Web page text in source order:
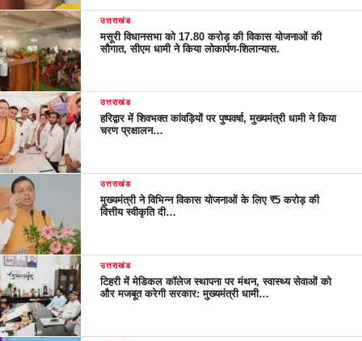
उत्तराखंड
मसूरी विधानसभा को 17.80 करोड़ की विकास योजनाओं की
सौगात, सीएम धामी ने किया लोकार्पण-शिलान्यास.
उत्तराखंड
हरिद्वार में शिवभक्त कांवड़ियों पर पुष्पवर्षा, मुख्यमंत्री धामी ने किया
चरण प्रक्षालन…
उत्तराखंड
मुख्यमंत्री ने विभिन्न विकास योजनाओं के लिए ₹5 करोड़ की
वित्तीय स्वीकृति दी…
उत्तराखंड
टिहरी में मेडिकल कॉलेज स्थापना पर मंथन, स्वास्थ्य सेवाओं को
और मजबूत करेगी सरकार: मुख्यमंत्री धामी…